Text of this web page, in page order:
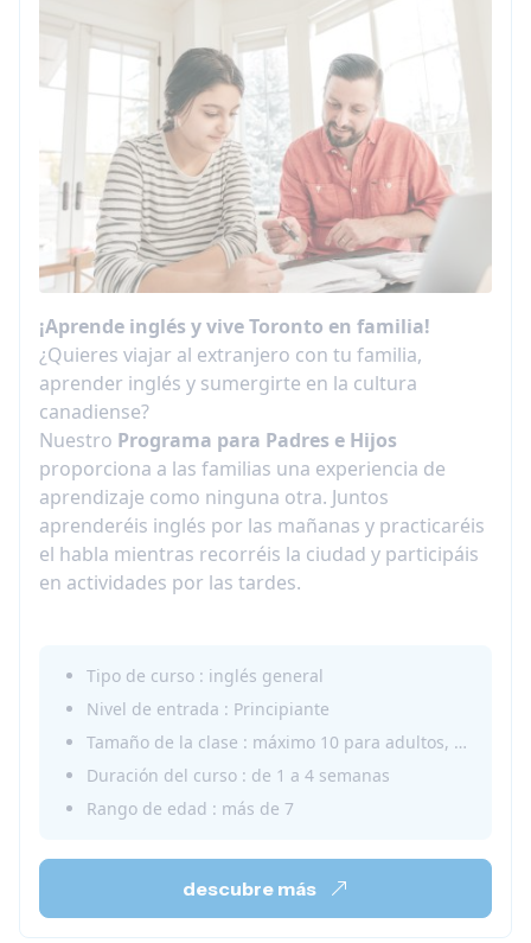
¡Aprende inglés y vive Toronto en familia!
¿Quieres viajar al extranjero con tu familia,
aprender inglés y sumergirte en la cultura
canadiense?
Nuestro Programa para Padres e Hijos
proporciona a las familias una experiencia de
aprendizaje como ninguna otra. Juntos
aprenderéis inglés por las mañanas y practicaréis
el habla mientras recorréis la ciudad y participáis
en actividades por las tardes.
Tipo de curso : inglés general
Nivel de entrada : Principiante
Tamaño de la clase : máximo 10 para adultos, 16 para niños
Duración del curso : de 1 a 4 semanas
Rango de edad : más de 7
descubre más